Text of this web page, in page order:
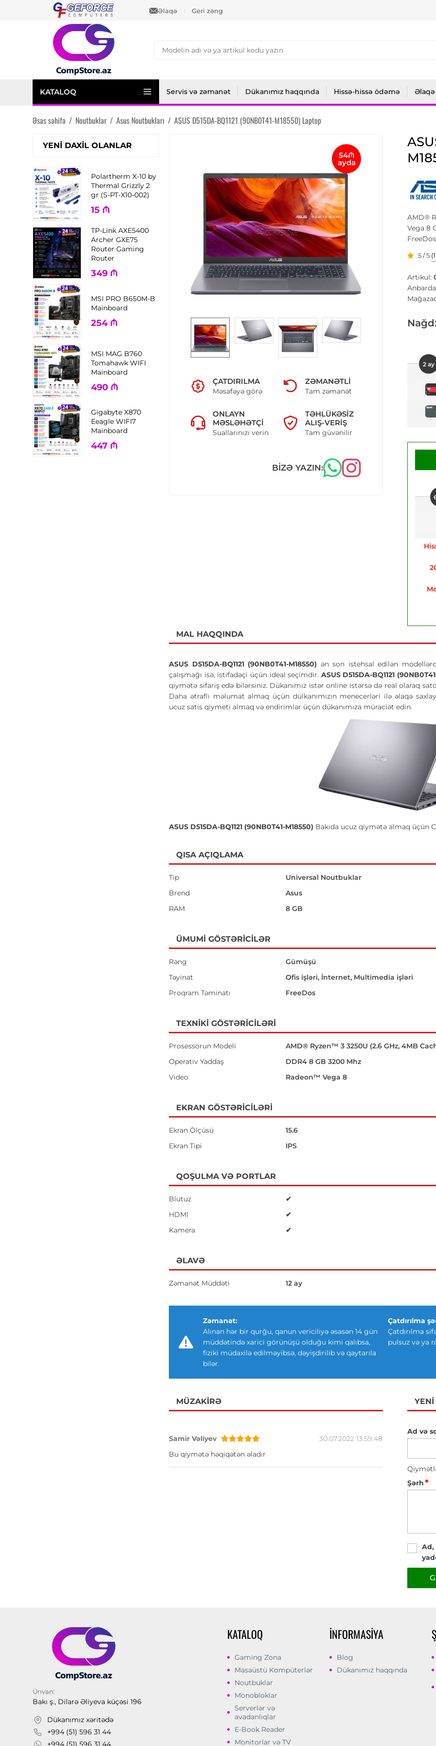
Əlaqə Geri zəng
KATALOQ Servis və zəmanət Dükanımız haqqında Hissə-hissə ödəmə Əlaqə
Əsas səhifə / Noutbuklar / Asus Noutbukları / ASUS D515DA-BQ1121 (90NB0T41-M18550) Laptop
YENI DAXIL OLANLAR
Polartherm X-10 by
Thermal Grizzly 2
gr (S-PT-X10-002)
15 ₼
TP-Link AXE5400
Archer GXE75
Router Gaming
Router
349 ₼
MSI PRO B650M-B
Mainboard
254 ₼
MSI MAG B760
Tomahawk WIFI
Mainboard
490 ₼
Gigabyte X870
Eeagle WIFI7
Mainboard
447 ₼
54₼
ayda
ÇATDIRILMA
Məsafəyə görə
ZƏMANƏTLI
Tam zəmanət
ONLAYN
MƏSLƏHƏTÇI
Suallarınızı verin
TƏHLÜKƏSIZ
ALIŞ-VERIŞ
Tam güvənilir
BIZƏ YAZIN:
AMD®
Vega 8
FreeDos
5 / 5
Artikul:
2 ay
MAL HAQQINDA
ASUS D515DA-BQ1121 (90NB0T41-M18550) ən son istehsal edilən
çalışmağı isə, istifadəçi üçün ideal seçimdir. ASUS D515DA-BQ1121
qiymətə sifariş edə bilərsiniz. Dükanımız istər online istərsə də real olaraq
Daha ətraflı məlumat almaq üçün dülkanımızın menecerləri ilə əlaqə
ucuz satis qiymeti almaq və endirimlər üçün dükanımıza müraciət edin.
ASUS D515DA-BQ1121 (90NB0T41-M18550) Bakıda ucuz qiymətə almaq üçün
QISA AÇIQLAMA
Tip
Universal Noutbuklar
Brend
Asus
RAM
8 GB
ÜMUMI GÖSTƏRICILƏR
Rəng
Gümüşü
Təyinat
Ofis işləri, İnternet, Multimedia işləri
Proqram Təminatı
FreeDos
TEXNIKI GÖSTƏRICILƏRI
Prosessorun Modeli
AMD® Ryzen™ 3 3250U (2.6 GHz, 4MB
Operativ Yaddaş
DDR4 8 GB 3200 Mhz
Video
Radeon™ Vega 8
EKRAN GÖSTƏRICILƏRI
Ekran Ölçüsü
15.6
Ekran Tipi
IPS
QOŞULMA VƏ PORTLAR
Blutuz
✔
HDMI
✔
Kamera
✔
ƏLAVƏ
Zəmanət Müddəti 12 ay
Zəmanət:
Alınan hər bir qurğu, qanun vericiliyə əsasən 14 gün
müddətində xarici görünüşü olduğu kimi qalıbsa,
fiziki müdaxilə edilməyibsə, dəyişdirilib və qaytarıla
bilər.
Çatdırılma
Çatdırılma
pulsuz və ya
MÜZAKIRƏ
Samir Vəliyev
30.07.2022 13:59:48
Bu qiymətə həqiqətən əladır
YENI
Ad və
Şərh*
Ad,
Ünvan:
Bakı ş., Dilarə Əliyeva küçəsi 196
Dükanımız xəritədə
+994 (51) 596 31 44
+994 (51) 596 31 44
KATALOQ
Gaming Zona
Masaüstü Kompüterlər
Noutbuklar
Monobloklar
Serverlər və
avadanlıqlar
E-Book Reader
Monitorlar və TV
İNFORMASIYA
Blog
Dükanımız haqqında